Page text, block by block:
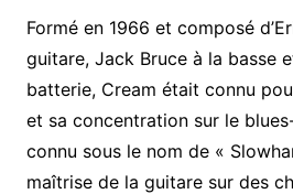
Formé en 1966 et composé
guitare, Jack Bruce à la basse
batterie, Cream était connu
et sa concentration sur le
connu sous le nom de «
maîtrise de la guitare sur des